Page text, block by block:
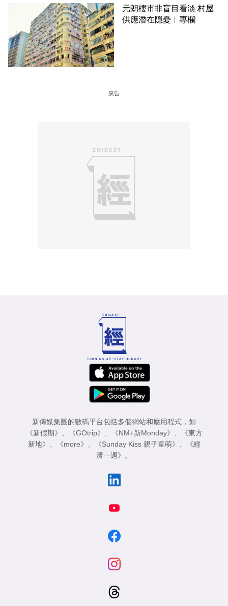
元朗樓市非盲目看淡 村屋
供應潛在隱憂︳專欄
廣告
新傳媒集團的數碼平台包括多個網站和應用程式，如
《新假期》 、 《GOtrip》 、 《NM+新Monday》 、
《東方
新地》 、 《more》 、 《Sunday Kiss 親子童萌》 、
《經
濟一週》 。